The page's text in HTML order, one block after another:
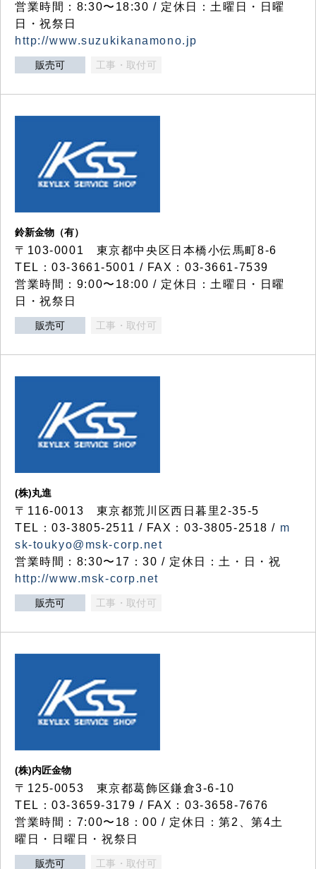
営業時間：8:30〜18:30 / 定休日：土曜日・日曜
日・祝祭日
http://www.suzukikanamono.jp
販売可 工事・取付可
鈴新金物（有）
〒103-0001 東京都中央区日本橋小伝馬町8-6
TEL：03-3661-5001 / FAX：03-3661-7539
営業時間：9:00〜18:00 / 定休日：土曜日・日曜
日・祝祭日
販売可 工事・取付可
(株)丸進
〒116-0013 東京都荒川区西日暮里2-35-5
TEL：03-3805-2511 / FAX：03-3805-2518 / m
sk-toukyo@msk-corp.net
営業時間：8:30〜17：30 / 定休日：土・日・祝
http://www.msk-corp.net
販売可 工事・取付可
(株)内匠金物
〒125-0053 東京都葛飾区鎌倉3-6-10
TEL：03-3659-3179 / FAX：03-3658-7676
営業時間：7:00〜18：00 / 定休日：第2、第4土
曜日・日曜日・祝祭日
販売可 工事・取付可